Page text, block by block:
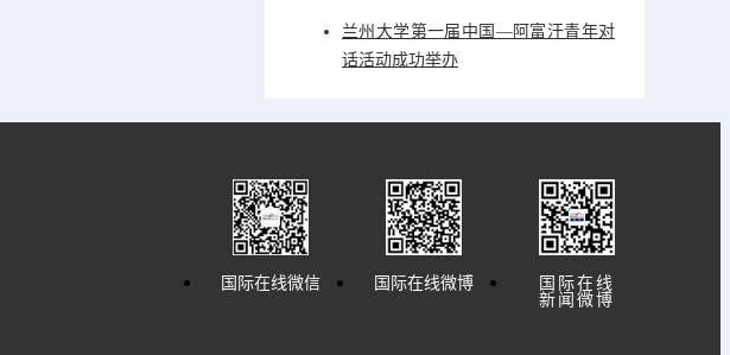
兰州大学第一届中国—阿富汗青年对
话活动成功举办
国际在线
新闻微博
国际在线微博
国际在线微信